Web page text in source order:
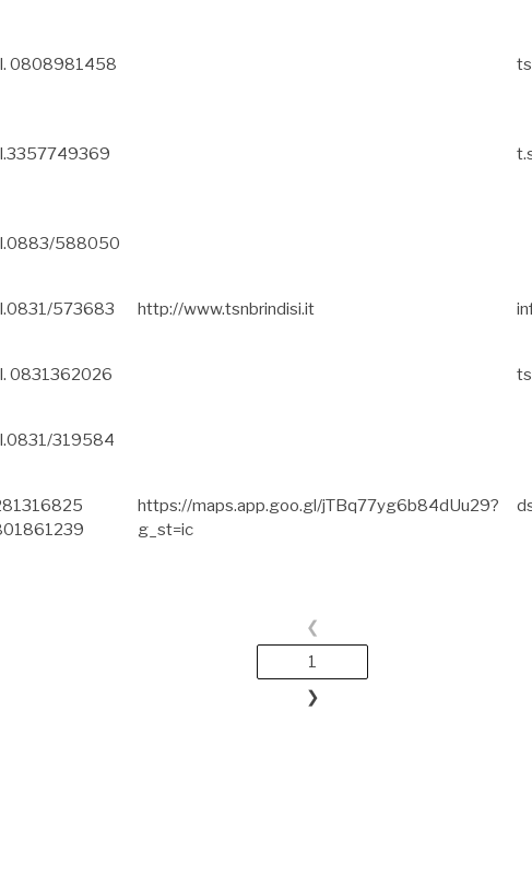
0808981458
588050
573683 http://www.tsnbrindisi.it
0831362026
319584
https://maps.app.goo.gl/jTBq77yg6b84dUu29?
g_st=ic
❮
1
❯